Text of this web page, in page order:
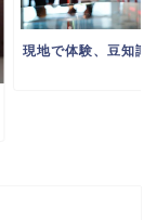
現地で体験、豆知識